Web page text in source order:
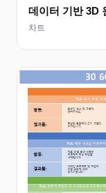
데이터 기반 3D
차트